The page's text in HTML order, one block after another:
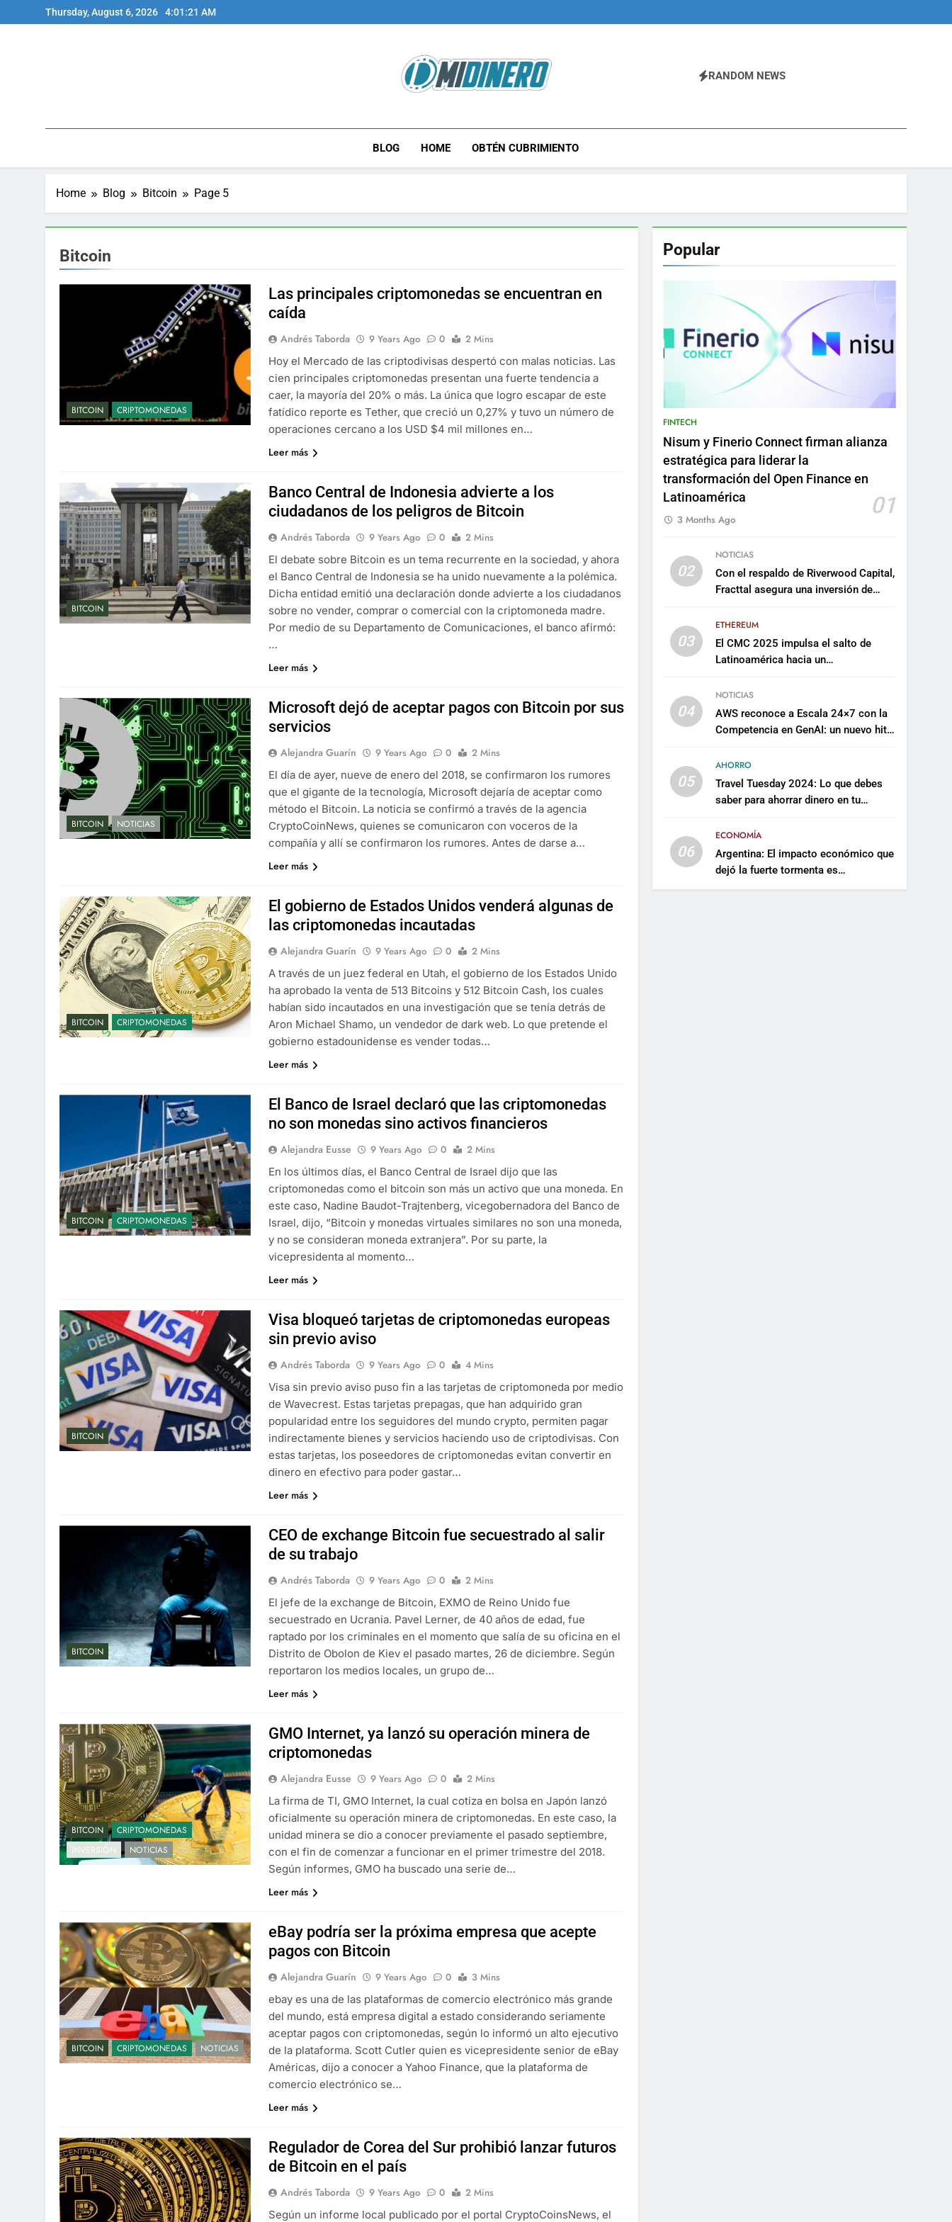
to
Thursday, August 6, 2026 4:01:22 AM
Midinero.co
RANDOM NEWS
BLOG HOME OBTÉN CUBRIMIENTO
Home Blog Bitcoin Page 5
Bitcoin
BITCOIN CRIPTOMONEDAS
Las principales criptomonedas se encuentran en
caída
Andrés Taborda 9 Years Ago 0
2 Mins
Hoy el Mercado de las criptodivisas despertó con malas noticias. Las
cien principales criptomonedas presentan una fuerte tendencia a
caer, la mayoría del 20% o más. La única que logro escapar de este
fatídico reporte es Tether, que creció un 0,27% y tuvo un número de
operaciones cercano a los USD $4 mil millones en…
Leer más
BITCOIN
Banco Central de Indonesia advierte a los
ciudadanos de los peligros de Bitcoin
Andrés Taborda 9 Years Ago 0
2 Mins
El debate sobre Bitcoin es un tema recurrente en la sociedad, y ahora
el Banco Central de Indonesia se ha unido nuevamente a la polémica.
Dicha entidad emitió una declaración donde advierte a los ciudadanos
sobre no vender, comprar o comercial con la criptomoneda madre.
Por medio de su Departamento de Comunicaciones, el banco afirmó:
…
Leer más
BITCOIN NOTICIAS
Microsoft dejó de aceptar pagos con Bitcoin por sus
servicios
Alejandra Guarín 9 Years Ago 0
2 Mins
El día de ayer, nueve de enero del 2018, se confirmaron los rumores
que el gigante de la tecnología, Microsoft dejaría de aceptar como
método el Bitcoin. La noticia se confirmó a través de la agencia
CryptoCoinNews, quienes se comunicaron con voceros de la
compañía y allí se confirmaron los rumores. Antes de darse a…
Leer más
BITCOIN CRIPTOMONEDAS
El gobierno de Estados Unidos venderá algunas de
las criptomonedas incautadas
Alejandra Guarín 9 Years Ago 0
2 Mins
A través de un juez federal en Utah, el gobierno de los Estados Unido
ha aprobado la venta de 513 Bitcoins y 512 Bitcoin Cash, los cuales
habían sido incautados en una investigación que se tenía detrás de
Aron Michael Shamo, un vendedor de dark web. Lo que pretende el
gobierno estadounidense es vender todas…
Leer más
BITCOIN CRIPTOMONEDAS
El Banco de Israel declaró que las criptomonedas
no son monedas sino activos financieros
Alejandra Eusse 9 Years Ago 0
2 Mins
En los últimos días, el Banco Central de Israel dijo que las
criptomonedas como el bitcoin son más un activo que una moneda. En
este caso, Nadine Baudot-Trajtenberg, vicegobernadora del Banco de
Israel, dijo, “Bitcoin y monedas virtuales similares no son una moneda,
y no se consideran moneda extranjera”. Por su parte, la
vicepresidenta al momento…
Leer más
BITCOIN
Visa bloqueó tarjetas de criptomonedas europeas
sin previo aviso
Andrés Taborda 9 Years Ago 0
4 Mins
Visa sin previo aviso puso fin a las tarjetas de criptomoneda por medio
de Wavecrest. Estas tarjetas prepagas, que han adquirido gran
popularidad entre los seguidores del mundo crypto, permiten pagar
indirectamente bienes y servicios haciendo uso de criptodivisas. Con
estas tarjetas, los poseedores de criptomonedas evitan convertir en
dinero en efectivo para poder gastar…
Leer más
BITCOIN
CEO de exchange Bitcoin fue secuestrado al salir
de su trabajo
Andrés Taborda 9 Years Ago 0
2 Mins
El jefe de la exchange de Bitcoin, EXMO de Reino Unido fue
secuestrado en Ucrania. Pavel Lerner, de 40 años de edad, fue
raptado por los criminales en el momento que salía de su oficina en el
Distrito de Obolon de Kiev el pasado martes, 26 de diciembre. Según
reportaron los medios locales, un grupo de…
Leer más
BITCOIN
CRIPTOMONEDAS
INVERSIÓN
NOTICIAS
GMO Internet, ya lanzó su operación minera de
criptomonedas
Alejandra Eusse 9 Years Ago 0
2 Mins
La firma de TI, GMO Internet, la cual cotiza en bolsa en Japón lanzó
oficialmente su operación minera de criptomonedas. En este caso, la
unidad minera se dio a conocer previamente el pasado septiembre,
con el fin de comenzar a funcionar en el primer trimestre del 2018.
Según informes, GMO ha buscado una serie de…
Leer más
BITCOIN CRIPTOMONEDAS NOTICIAS
eBay podría ser la próxima empresa que acepte
pagos con Bitcoin
Alejandra Guarín 9 Years Ago 0
3 Mins
ebay es una de las plataformas de comercio electrónico más grande
del mundo, está empresa digital a estado considerando seriamente
aceptar pagos con criptomonedas, según lo informó un alto ejecutivo
de la plataforma. Scott Cutler quien es vicepresidente senior de eBay
Américas, dijo a conocer a Yahoo Finance, que la plataforma de
comercio electrónico se…
Leer más
Regulador de Corea del Sur prohibió lanzar futuros
de Bitcoin en el país
Andrés Taborda 9 Years Ago 0
2 Mins
Según un informe local publicado por el portal CryptoCoinsNews, el
Popular
FINTECH
Nisum y Finerio Connect firman alianza
estratégica para liderar la
transformación del Open Finance en
Latinoamérica
01
3 Months Ago
02
NOTICIAS
Con el respaldo de Riverwood Capital,
Fracttal asegura una inversión de
plataforma
03
ETHEREUM
El CMC 2025 impulsa el salto de
Latinoamérica hacia un
sostenible
04
NOTICIAS
AWS reconoce a Escala 24×7 con la
Competencia en GenAI: un nuevo hito
artificial empresarial
05
AHORRO
Travel Tuesday 2024: Lo que debes
saber para ahorrar dinero en tu
06
ECONOMÍA
Argentina: El impacto económico que
dejó la fuerte tormenta es
incalculable